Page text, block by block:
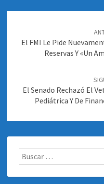
entradas
El FMI Le Pide
Reservas Y «un
El Senado Rechazó El
Pediátrica Y De
Buscar: